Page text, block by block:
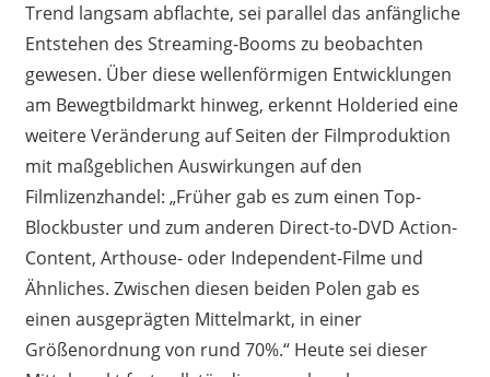
Trend langsam abflachte, sei parallel das anfängliche
Entstehen des Streaming-Booms zu beobachten
gewesen. Über diese wellenförmigen Entwicklungen
am Bewegtbildmarkt hinweg, erkennt Holderied eine
weitere Veränderung auf Seiten der Filmproduktion
mit maßgeblichen Auswirkungen auf den
Filmlizenzhandel: „Früher gab es zum einen Top-
Blockbuster und zum anderen Direct-to-DVD Action-
Content, Arthouse- oder Independent-Filme und
Ähnliches. Zwischen diesen beiden Polen gab es
einen ausgeprägten Mittelmarkt, in einer
Größenordnung von rund 70%.“ Heute sei dieser